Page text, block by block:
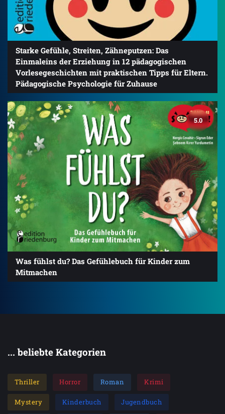
Starke Gefühle, Streiten, Zähneputzen: Das
Einmaleins der Erziehung in 12 pädagogischen
Vorlesegeschichten mit praktischen Tipps für Eltern.
Pädagogische Psychologie für Zuhause
5.0
Was fühlst du? Das Gefühlebuch für Kinder zum
Mitmachen
... beliebte Kategorien
Thriller Horror Roman Krimi
Mystery Kinderbuch Jugendbuch